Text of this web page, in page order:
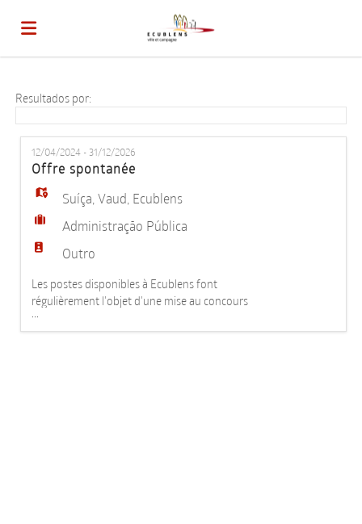
inicial
Ofertas
de
emprego
Regista-
te
Iniciar
sessão
Língua
Resultados por:
12/04/2024 - 31/12/2026
Offre spontanée
Suíça ,Vaud Ecublens
Administração Pública
Outro
Les postes disponibles à Ecublens font
régulièrement l'objet d'une mise au concours
ouverte à toutes et tous. Vous pouvez d'ores et
déjà créer votre profil personnel dans notre base de
...